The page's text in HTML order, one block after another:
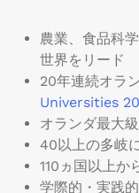
農業、食品科
世界をリード
20年連続オラ
Universities
オランダ最大
40以上の多岐
110ヵ国以上か
学際的・実践